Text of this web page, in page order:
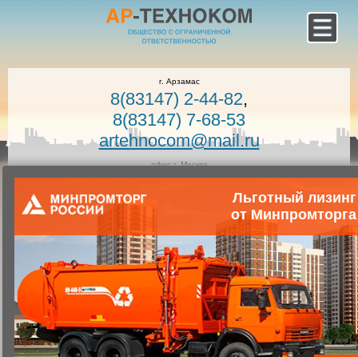
г. Арзамас
8(83147) 2-44-82,
8(83147) 7-68-53
artehnocom@mail.ru
офис г. Москва
8-800-100-7400
Звонок по России бесплатный!
Заказать звонок
Главная
Каталог коммунальной техники
Коммунальная техника
Запчасти для коммунальной техники
Запасные части к вакуумным машинам
Фланец АНМ53-02.08.020
Льготный лизинг
от Минпромторга